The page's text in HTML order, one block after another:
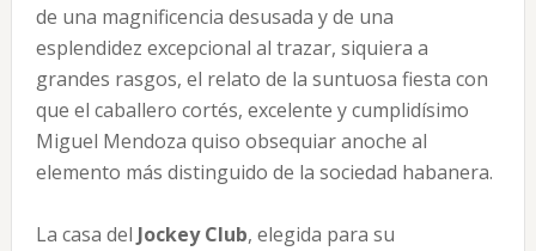
de una magnificencia desusada y de una
esplendidez excepcional al trazar, siquiera a
grandes rasgos, el relato de la suntuosa fiesta con
que el caballero cortés, excelente y cumplidísimo
Miguel Mendoza quiso obsequiar anoche al
elemento más distinguido de la sociedad habanera.
La casa del Jockey Club, elegida para su